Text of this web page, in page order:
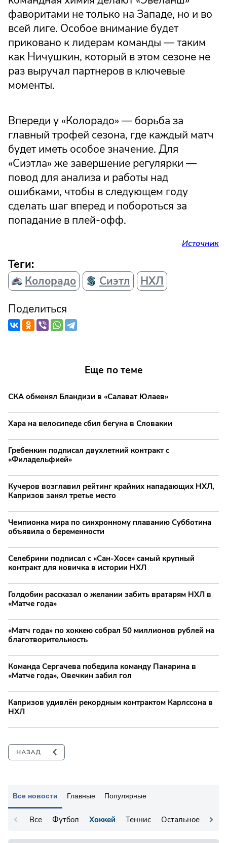
Все новости Главные Популярные
Все Футбол Хоккей Теннис Остальное
фаворитами не только на Западе, но и во
всей лиге. Особое внимание будет
приковано к лидерам команды — таким
как Ничушкин, который в этом сезоне не
раз выручал партнеров в ключевые
моменты.
Впереди у «Колорадо» — борьба за
главный трофей сезона, где каждый матч
будет иметь особое значение. Для
«Сиэтла» же завершение регулярки —
повод для анализа и работы над
ошибками, чтобы в следующем году
сделать шаг вперед и побороться за
попадание в плей-офф.
Источник
Теги:
Колорадо
Сиэтл
НХЛ
Поделиться
Еще по теме
СКА обменял Бландизи в «Салават Юлаев»
Хара на велосипеде сбил бегуна в Словакии
Гребенкин подписал двухлетний контракт с
«Филадельфией»
Кучеров возглавил рейтинг крайних нападающих НХЛ,
Капризов занял третье место
Чемпионка мира по синхронному плаванию Субботина
объявила о беременности
Селебрини подписал с «Сан-Хосе» самый крупный
контракт для новичка в истории НХЛ
Голдобин рассказал о желании забить вратарям НХЛ в
«Матче года»
«Матч года» по хоккею собрал 50 миллионов рублей на
благотворительность
Команда Сергачева победила команду Панарина в
«Матче года», Овечкин забил гол
Капризов удивлён рекордным контрактом Карлссона в
НХЛ